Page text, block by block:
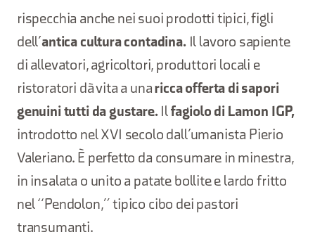
rispecchia anche nei suoi prodotti tipici, figli
dell’antica cultura contadina.Il lavoro sapiente
di allevatori, agricoltori, produttori locali e
ristoratori dà vita a unaricca offerta di sapori
genuini tutti da gustare.Il fagiolo di Lamon IGP,
introdotto nel XVI secolo dall’umanista Pierio
Valeriano. È perfetto da consumare in minestra,
in insalata o unito a patate bollite e lardo fritto
nel “Pendolon,” tipico cibo dei pastori
transumanti.